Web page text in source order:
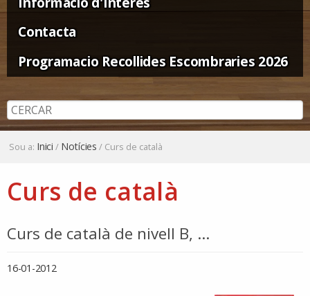
Contacta
Programacio Recollides Escombraries 2026
Sou a: Inici / Notícies / Curs de català
Curs de català
Curs de català de nivell B, ...
16-01-2012